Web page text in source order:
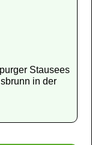
Stausees
in der